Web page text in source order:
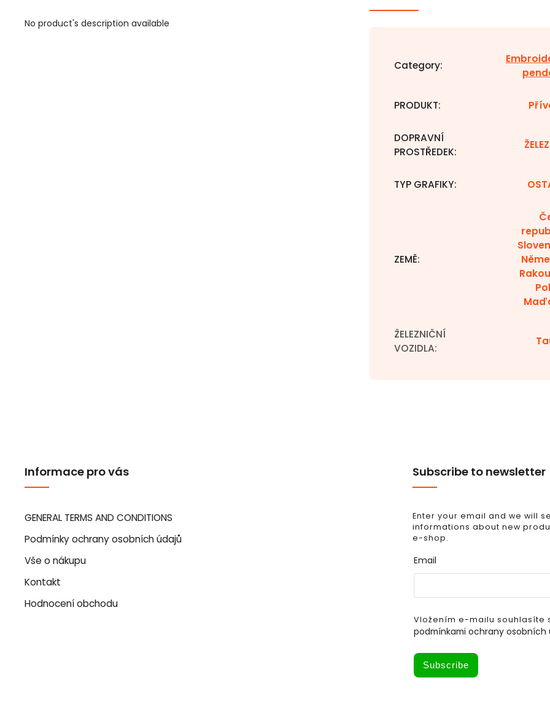
No product's description available
Category:
PRODUKT:
DOPRAVNÍ
PROSTŘEDEK:
TYP GRAFIKY:
ZEMĚ:
ŽELEZNIČNÍ
VOZIDLA:
Informace pro vás
GENERAL TERMS AND CONDITIONS
Podmínky ochrany osobních údajů
Vše o nákupu
Kontakt
Hodnocení obchodu
Subscribe to newsletter
Enter your email and we will
informations about new
e-shop.
Email
Vložením e-mailu souhlasíte
podmínkami ochrany osobních
Subscribe